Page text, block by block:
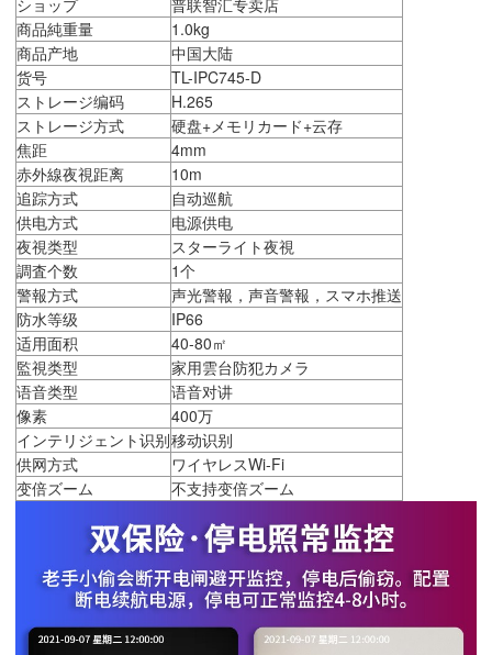
商品純重量
1.0kg
商品产地
中国大陆
货号
TL-IPC745-D
ストレージ编码
H.265
ストレージ方式
硬盘+メモリカード+云存
焦距
4mm
赤外線夜視距离
10m
追踪方式
自动巡航
供电方式
电源供电
夜視类型
スターライト夜視
調査个数
1个
警報方式
声光警報，声音警報，スマホ推送
防水等级
IP66
适用面积
40-80㎡
監視类型
家用雲台防犯カメラ
语音类型
语音对讲
像素
400万
インテリジェント识别移动识别
供网方式
ワイヤレスWi-Fi
变倍ズーム
不支持变倍ズーム